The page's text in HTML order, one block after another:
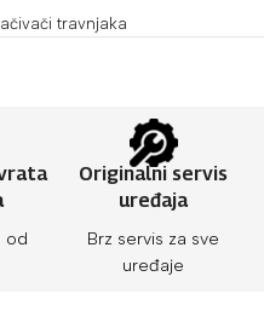
travnjaka
od
Originalni servis
uređaja
Brz servis za sve
uređaje